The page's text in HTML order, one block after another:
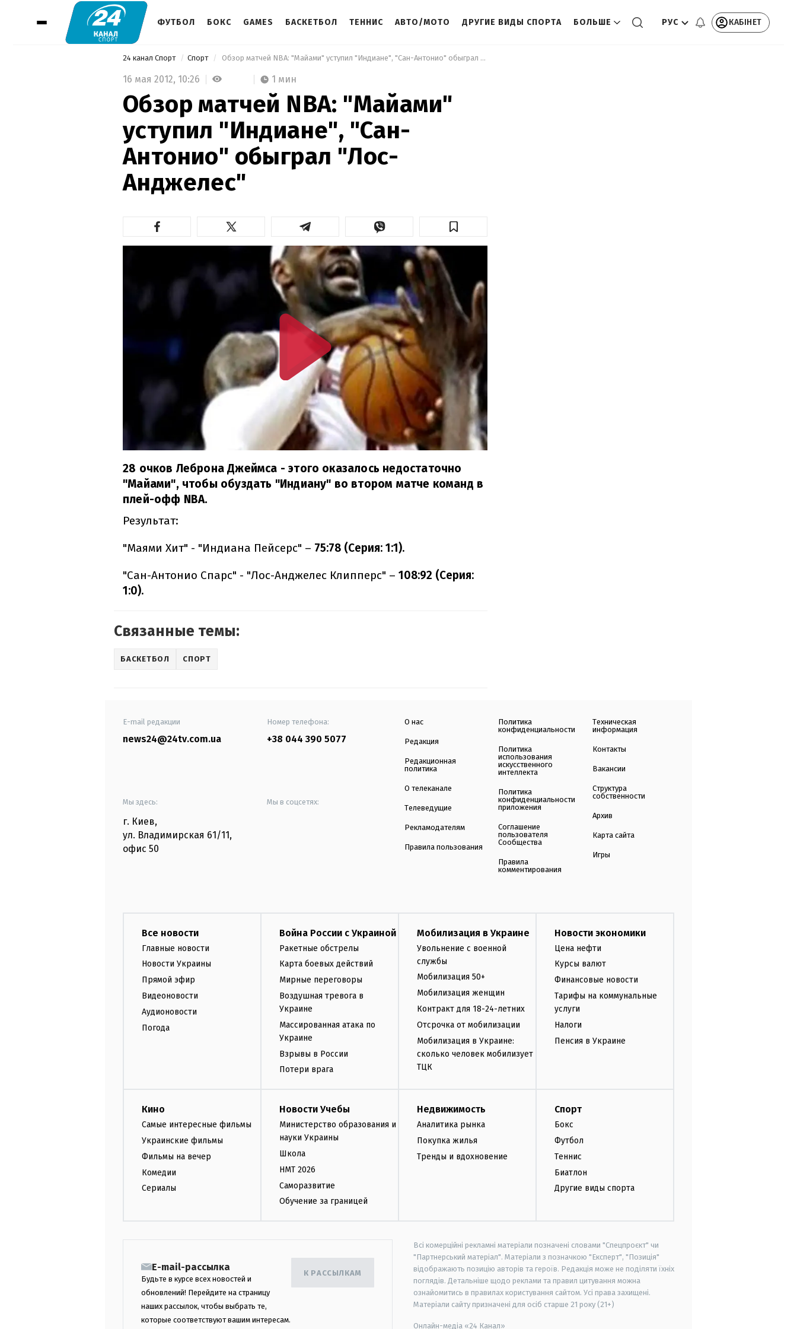
ФУТБОЛ БОКС GAMES БАСКЕТБОЛ ТЕННИС АВТО/МОТО ДРУГИЕ ВИДЫ СПОРТА БОЛЬШЕ РУС КАБІНЕТ
24 канал Спорт Спорт Обзор матчей NBA: "Майами" уступил "Индиане", "Сан-Антонио" обыграл "Лос-Анджелес"
16 мая 2012, 10:26 1 мин
Обзор матчей NBA: "Майами"
уступил "Индиане", "Сан-
Антонио" обыграл "Лос-
Анджелес"
28 очков Леброна Джеймса - этого оказалось недостаточно
"Майами", чтобы обуздать "Индиану" во втором матче команд в
плей-офф NBA.
Результат:
"Маями Хит" - "Индиана Пейсерс" – 75:78 (Серия: 1:1).
"Сан-Антонио Спарс" - "Лос-Анджелес Клипперс" – 108:92 (Серия:
1:0).
Связанные темы:
БАСКЕТБОЛ СПОРТ
E-mail редакции
news24@24tv.com.ua
Номер телефона:
+38 044 390 5077
Мы здесь:
г. Киев,
ул. Владимирская 61/11,
офис 50
Мы в соцсетях:
О нас
Редакция
Редакционная
политика
О телеканале
Телеведущие
Рекламодателям
Правила пользования
Политика
конфиденциальности
Политика
использования
искусственного
интеллекта
Политика
конфиденциальности
приложения
Соглашение
пользователя
Сообщества
Правила
комментирования
Техническая
информация
Контакты
Вакансии
Структура
собственности
Архив
Карта сайта
Игры
Все новости
Главные новости
Новости Украины
Прямой эфир
Видеоновости
Аудионовости
Погода
Война России с Украиной
Ракетные обстрелы
Карта боевых действий
Мирные переговоры
Воздушная тревога в
Украине
Массированная атака по
Украине
Взрывы в России
Потери врага
Мобилизация в Украине
Увольнение с военной
службы
Мобилизация 50+
Мобилизация женщин
Контракт для 18-24-летних
Отсрочка от мобилизации
Мобилизация в Украине:
сколько человек мобилизует
ТЦК
Новости экономики
Цена нефти
Курсы валют
Финансовые новости
Тарифы на коммунальные
услуги
Налоги
Пенсия в Украине
Кино
Самые интересные фильмы
Украинские фильмы
Фильмы на вечер
Комедии
Сериалы
Новости Учебы
Министерство образования и
науки Украины
Школа
НМТ 2026
Саморазвитие
Обучение за границей
Недвижимость
Аналитика рынка
Покупка жилья
Тренды и вдохновение
Спорт
Бокс
Футбол
Теннис
Биатлон
Другие виды спорта
E-mail-рассылка
Будьте в курсе всех новостей и
обновлений! Перейдите на страницу
наших рассылок, чтобы выбрать те,
которые соответствуют вашим интересам.
К РАССЫЛКАМ
Всі комерційні рекламні матеріали позначені словами "Спецпроєкт" чи
"Партнерський матеріал". Матеріали з позначкою "Експерт", "Позиція"
відображають позицію авторів та героїв. Редакція може не поділяти їхніх
поглядів. Детальніше щодо реклами та правил цитування можна
ознайомитись в правилах користування сайтом. Усі права захищені.
Матеріали сайту призначені для осіб старше 21 року (21+)
Онлайн-медіа «24 Канал»